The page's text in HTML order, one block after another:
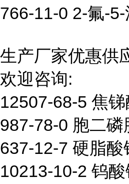
766-11-0 2-氟-5-
生产厂家优惠供
欢迎咨询:
12507-68-5 焦
987-78-0 胞二磷
637-12-7 硬脂酸
10213-10-2 钨